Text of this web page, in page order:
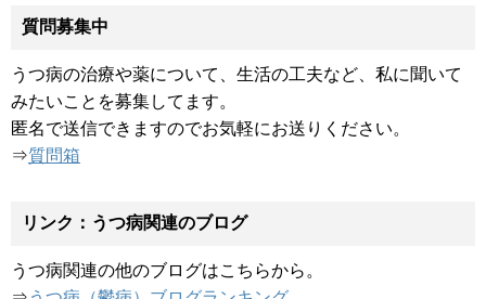
質問募集中
うつ病の治療や薬について、生活の工夫など、私に聞いて
みたいことを募集してます。
匿名で送信できますのでお気軽にお送りください。
⇒質問箱
リンク：うつ病関連のブログ
うつ病関連の他のブログはこちらから。